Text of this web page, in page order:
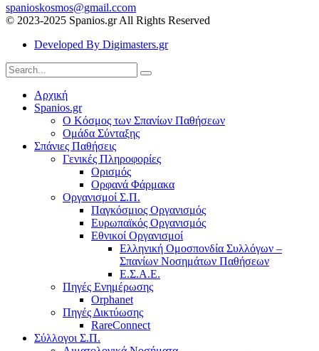
spanioskosmos@gmail.ccom
© 2023-2025 Spanios.gr All Rights Reserved
Developed By Digimasters.gr
Αρχική
Spanios.gr
Ο Κόσμος των Σπανίων Παθήσεων
Ομάδα Σύνταξης
Σπάνιες Παθήσεις
Γενικές Πληροφορίες
Ορισμός
Ορφανά Φάρμακα
Οργανισμοί Σ.Π.
Παγκόσμιος Οργανισμός
Ευρωπαϊκός Οργανισμός
Εθνικοί Οργανισμοί
Ελληνική Ομοσπονδία Συλλόγων –
Σπανίων Νοσημάτων Παθήσεων
Ε.Σ.Α.Ε.
Πηγές Ενημέρωσης
Orphanet
Πηγές Δικτύωσης
RareConnect
Σύλλογοι Σ.Π.